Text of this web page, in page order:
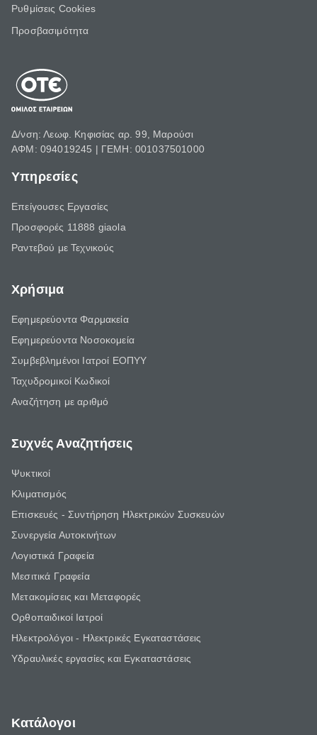
Ρυθμίσεις Cookies
Προσβασιμότητα
Δ/νση: Λεωφ. Κηφισίας αρ. 99, Μαρούσι
ΑΦΜ: 094019245 | ΓΕΜΗ: 001037501000
Υπηρεσίες
Επείγουσες Εργασίες
Προσφορές 11888 giaola
Ραντεβού με Τεχνικούς
Χρήσιμα
Εφημερεύοντα Φαρμακεία
Εφημερεύοντα Νοσοκομεία
Συμβεβλημένοι Ιατροί ΕΟΠΥΥ
Ταχυδρομικοί Κωδικοί
Αναζήτηση με αριθμό
Συχνές Αναζητήσεις
Ψυκτικοί
Κλιματισμός
Επισκευές - Συντήρηση Ηλεκτρικών Συσκευών
Συνεργεία Αυτοκινήτων
Λογιστικά Γραφεία
Μεσιτικά Γραφεία
Μετακομίσεις και Μεταφορές
Ορθοπαιδικοί Ιατροί
Ηλεκτρολόγοι - Ηλεκτρικές Εγκαταστάσεις
Υδραυλικές εργασίες και Εγκαταστάσεις
Κατάλογοι